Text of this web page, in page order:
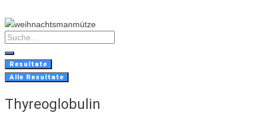
to
content
Search
...
Resultate
Alle Resultate
Thyreoglobulin